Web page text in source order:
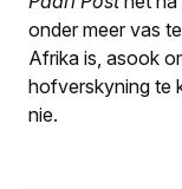
onder meer vas
Afrika is, asook
hofverskyning te
nie.